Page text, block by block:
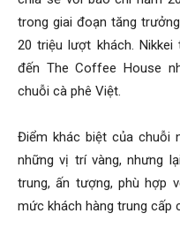
trong giai đoạn tăng
20 triệu lượt khách.
đến The Coffee House
chuỗi cà phê Việt.
Điểm khác biệt của chuỗi
những vị trí vàng, nhưng
trung, ấn tượng, phù hợp
mức khách hàng trung cấp